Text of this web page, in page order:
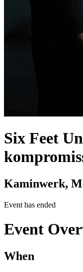
Six Feet
Kaminwerk,
Event has ended
Event
When